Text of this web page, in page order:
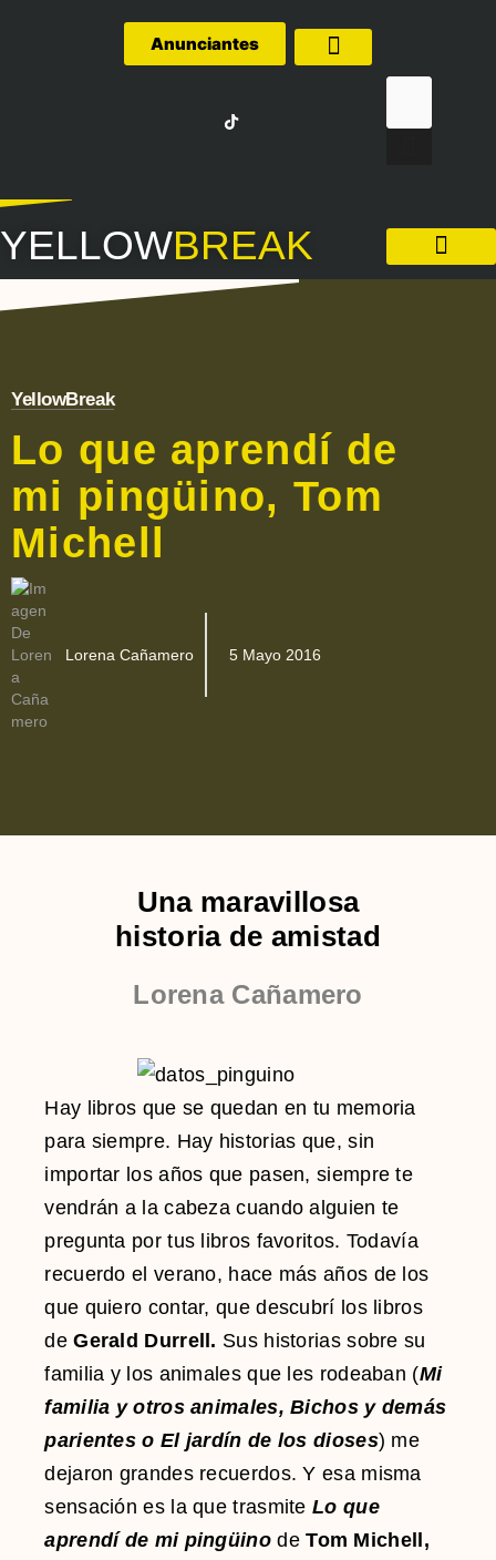
Anunciantes
YELLOWBREAK
YellowBreak
Lo que aprendí de
mi pingüino, Tom
Michell
Lorena Cañamero 5 Mayo 2016
Una maravillosa
historia de amistad
Lorena Cañamero
Hay libros que se quedan en tu memoria
para siempre. Hay historias que, sin
importar los años que pasen, siempre te
vendrán a la cabeza cuando alguien te
pregunta por tus libros favoritos. Todavía
recuerdo el verano, hace más años de los
que quiero contar, que descubrí los libros
deGerald Durrell. Sus historias sobre su
familia y los animales que les rodeaban (Mi
familia y otros animales, Bichos y demás
parientes o El jardín de los dioses) me
dejaron grandes recuerdos. Y esa misma
sensación es la que trasmite Lo que
aprendí de mi pingüinodeTom Michell,